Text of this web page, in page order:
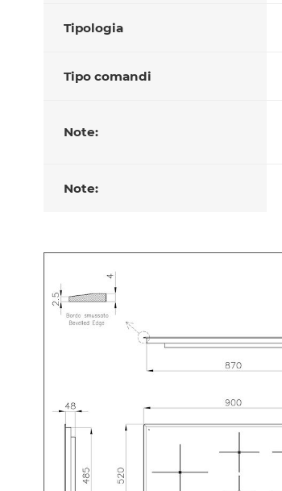
Tipologia
Tipo comandi
Note:
Note: